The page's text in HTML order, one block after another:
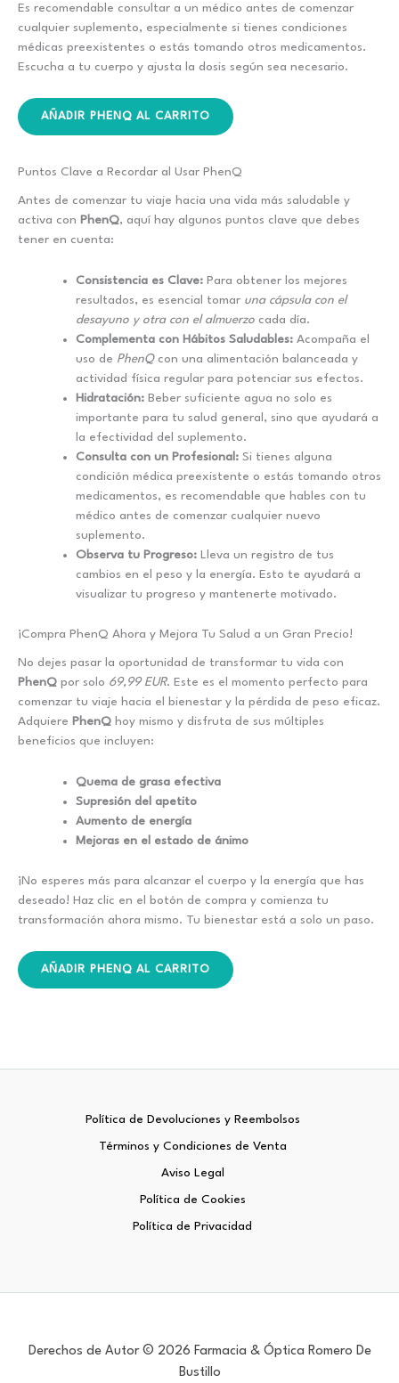
Es recomendable consultar a un médico antes de comenzar
cualquier suplemento, especialmente si tienes condiciones
médicas preexistentes o estás tomando otros medicamentos.
Escucha a tu cuerpo y ajusta la dosis según sea necesario.
AÑADIR PHENQ AL CARRITO
Puntos Clave a Recordar al Usar PhenQ
Antes de comenzar tu viaje hacia una vida más saludable y
activa con PhenQ, aquí hay algunos puntos clave que debes
tener en cuenta:
Consistencia es Clave: Para obtener los mejores
resultados, es esencial tomar una cápsula con el
desayuno y otra con el almuerzo cada día.
Complementa con Hábitos Saludables: Acompaña el
uso de PhenQcon una alimentación balanceada y
actividad física regular para potenciar sus efectos.
Hidratación: Beber suficiente agua no solo es
importante para tu salud general, sino que ayudará a
la efectividad del suplemento.
Consulta con un Profesional: Si tienes alguna
condición médica preexistente o estás tomando otros
medicamentos, es recomendable que hables con tu
médico antes de comenzar cualquier nuevo
suplemento.
Observa tu Progreso: Lleva un registro de tus
cambios en el peso y la energía. Esto te ayudará a
visualizar tu progreso y mantenerte motivado.
¡Compra PhenQ Ahora y Mejora Tu Salud a un Gran Precio!
No dejes pasar la oportunidad de transformar tu vida con
PhenQ por solo 69,99 EUR. Este es el momento perfecto para
comenzar tu viaje hacia el bienestar y la pérdida de peso eficaz.
Adquiere PhenQ hoy mismo y disfruta de sus múltiples
beneficios que incluyen:
Quema de grasa efectiva
Supresión del apetito
Aumento de energía
Mejoras en el estado de ánimo
¡No esperes más para alcanzar el cuerpo y la energía que has
deseado! Haz clic en el botón de compra y comienza tu
transformación ahora mismo. Tu bienestar está a solo un paso.
AÑADIR PHENQ AL CARRITO
Política de Devoluciones y Reembolsos
Términos y Condiciones de Venta
Aviso Legal
Política de Cookies
Política de Privacidad
Derechos de Autor © 2026 Farmacia & Óptica Romero De
Bustillo